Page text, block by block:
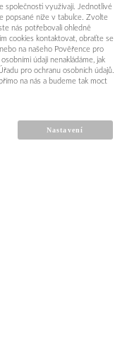
společnosti využívají. Jednotlivé
popsané níže v tabulce. Zvolte
nás potřebovali ohledně
cookies kontaktovat, obraťte se
na našeho Pověřence pro
údaji nenakládáme, jak
pro ochranu osobních údajů.
na nás a budeme tak moct
Nastavení